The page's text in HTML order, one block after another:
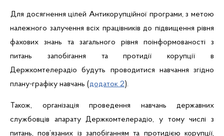
Для досягнення цілей Антикорупційної програми, з метою
належного залучення всіх працівників до підвищення рівня
фахових знань та загального рівня поінформованості з
питань запобігання та протидії корупції в
Держкомтелерадіо будуть проводитися навчання згідно
плану-графіку навчань (додаток 2).
Також, організація проведення навчань державних
службовців апарату Держкомтелерадіо, у тому числі з
питань, пов’язаних із запобіганням та протидією корупції,